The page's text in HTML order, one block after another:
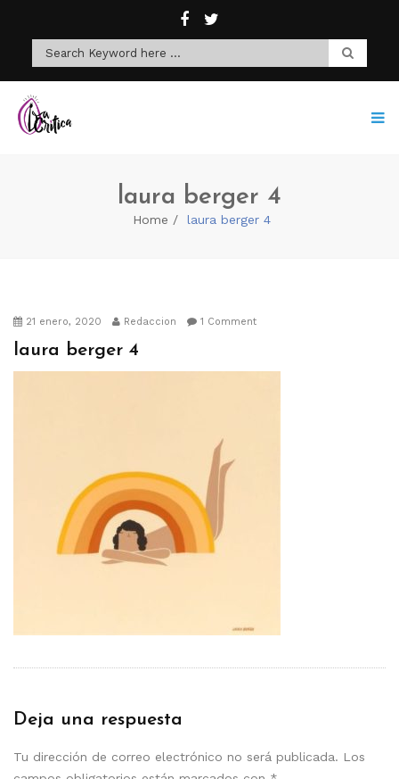
laura berger 4
Home laura berger 4
21 enero, 2020 Redaccion 1 Comment
laura berger 4
Deja una respuesta
Tu dirección de correo electrónico no será publicada. Los